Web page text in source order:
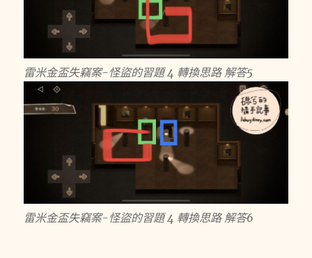
雷米金盃失竊案-怪盜的習題 4 轉換思路 解答5
雷米金盃失竊案-怪盜的習題 4 轉換思路 解答6